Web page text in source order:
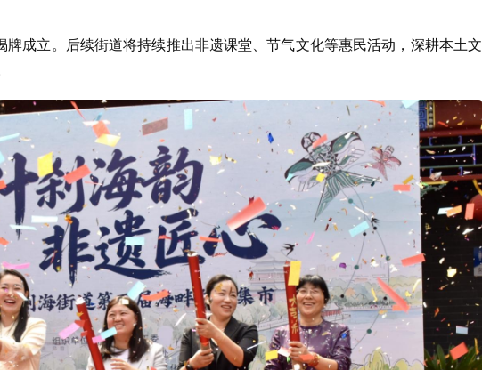
牌成立。后续街道将持续推出非遗课堂、节气文化等惠民活动，深耕本土文